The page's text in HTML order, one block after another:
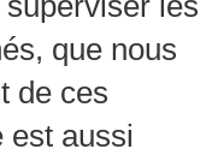
que nous
de ces
est aussi